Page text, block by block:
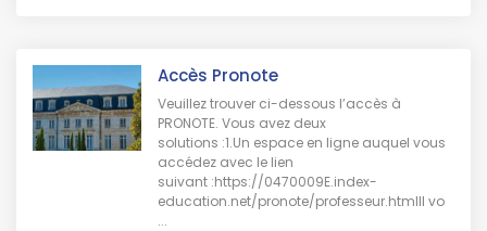
Accès Pronote
Veuillez trouver ci-dessous l’accès à
PRONOTE. Vous avez deux
solutions :1.Un espace en ligne auquel vous
accédez avec le lien
suivant :https://0470009E.index-
education.net/pronote/professeur.htmlIl vo
...